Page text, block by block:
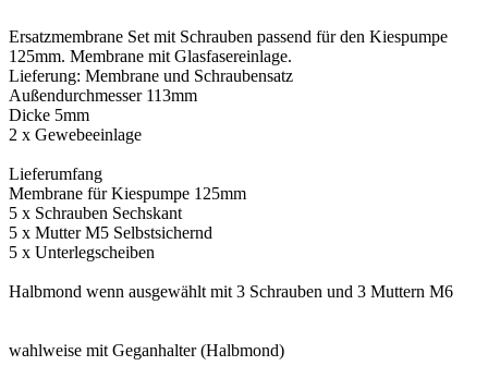
Ersatzmembrane Set mit Schrauben passend für den Kiespumpe
125mm. Membrane mit Glasfasereinlage.
Lieferung: Membrane und Schraubensatz
Außendurchmesser 113mm
Dicke 5mm
2 x Gewebeeinlage
Lieferumfang
Membrane für Kiespumpe 125mm
5 x Schrauben Sechskant
5 x Mutter M5 Selbstsichernd
5 x Unterlegscheiben
Halbmond wenn ausgewählt mit 3 Schrauben und 3 Muttern M6
wahlweise mit Geganhalter (Halbmond)